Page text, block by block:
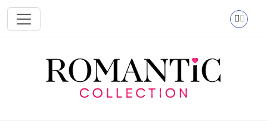
Перейти к основному содержанию